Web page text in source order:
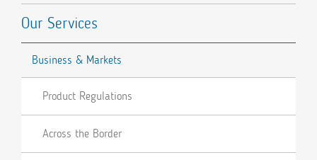
Our Services
Business & Markets
Product Regulations
Across the Border